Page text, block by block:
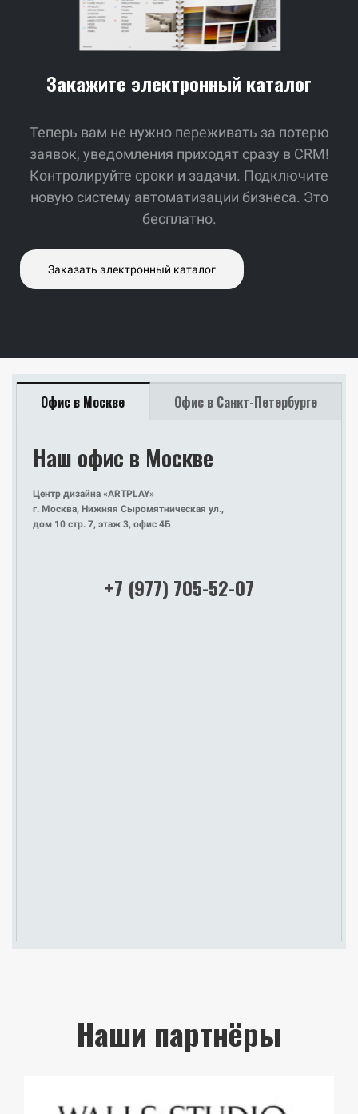
Закажите электронный каталог
Теперь вам не нужно переживать за потерю
заявок, уведомления приходят сразу в CRM!
Контролируйте сроки и задачи. Подключите
новую систему автоматизации бизнеса. Это
бесплатно.
Заказать электронный каталог
Офис в Москве Офис в Санкт-Петербурге
Наш офис в Москве
Центр дизайна «ARTPLAY»
г. Москва, Нижняя Сыромятническая ул.,
дом 10 стр. 7, этаж 3, офис 4Б
+7 (977) 705-52-07
Наш офис
в Санкт-Петербурге
Design District DAA
Наши партнёры